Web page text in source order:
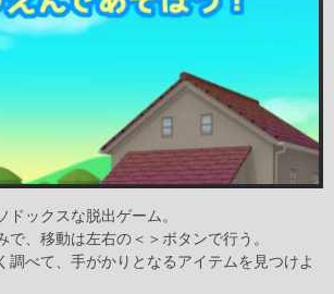
ックスな脱出ゲーム。
で、移動は左右の＜＞ボタンで行う。
調べて、手がかりとなるアイテムを見つけよ